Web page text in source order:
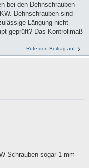
bei den Dehnschrauben
Dehnschrauben sind
Längung nicht
geprüft? Das Kontrollmaß
Rufe den Beitrag auf
Schrauben sogar 1 mm